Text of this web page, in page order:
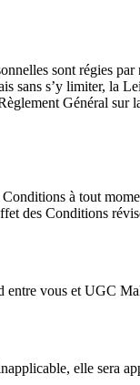
sont régies
sans s’y limiter, la
Général
à tout
des Conditions
entre vous et UGC
elle sera